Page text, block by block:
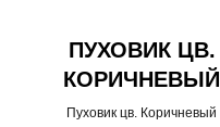
ПУХОВИК ЦВ.
КОРИЧНЕВЫЙ
Пуховик цв. Коричневый